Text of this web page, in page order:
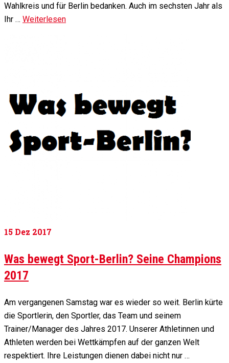
Wahlkreis und für Berlin bedanken. Auch im sechsten Jahr als
Ihr … Weiterlesen
15 Dez 2017
Was bewegt Sport-Berlin? Seine Champions
2017
Am vergangenen Samstag war es wieder so weit. Berlin kürte
die Sportlerin, den Sportler, das Team und seinem
Trainer/Manager des Jahres 2017. Unserer Athletinnen und
Athleten werden bei Wettkämpfen auf der ganzen Welt
respektiert. Ihre Leistungen dienen dabei nicht nur …